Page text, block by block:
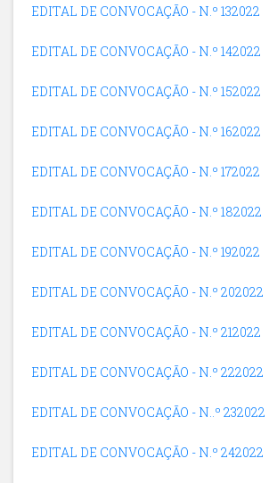
EDITAL DE CONVOCAÇÃO - N.º 132022
EDITAL DE CONVOCAÇÃO - N.º 142022
EDITAL DE CONVOCAÇÃO - N.º 152022
EDITAL DE CONVOCAÇÃO - N.º 162022
EDITAL DE CONVOCAÇÃO - N.º 172022
EDITAL DE CONVOCAÇÃO - N.º 182022
EDITAL DE CONVOCAÇÃO - N.º 192022
EDITAL DE CONVOCAÇÃO - N.º 202022
EDITAL DE CONVOCAÇÃO - N.º 212022
EDITAL DE CONVOCAÇÃO - N.º 222022
EDITAL DE CONVOCAÇÃO - N..º 232022
EDITAL DE CONVOCAÇÃO - N.º 242022